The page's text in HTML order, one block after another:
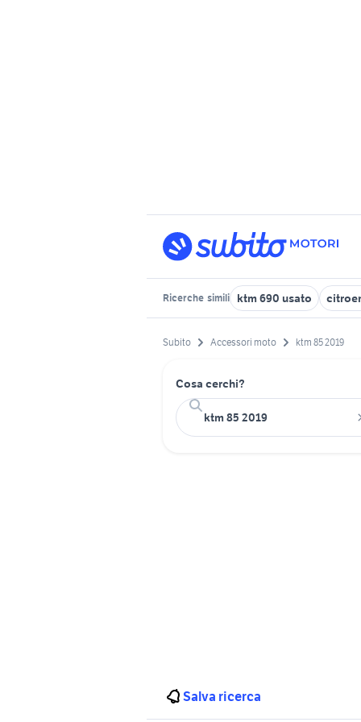
Ricerche simili ktm 690 usato
Subito Accessori moto ktm 85 2019
Cosa cerchi?
Salva ricerca